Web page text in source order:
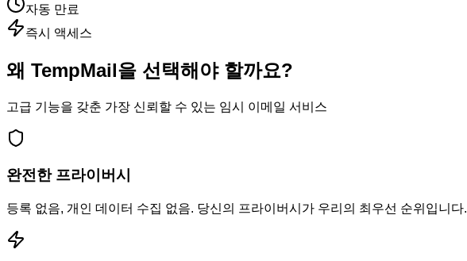
자동 만료
즉시 액세스
왜 TempMail을 선택해야 할까요?
고급 기능을 갖춘 가장 신뢰할 수 있는 임시 이메일 서비스
완전한 프라이버시
등록 없음, 개인 데이터 수집 없음. 당신의 프라이버시가 우리의 최우선 순위입니다.